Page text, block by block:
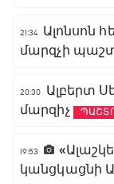
21:34 Ալոնսոն
մարզչի
20:30
Ալբերտ
մարզիչ
19:53
կանցկացնի